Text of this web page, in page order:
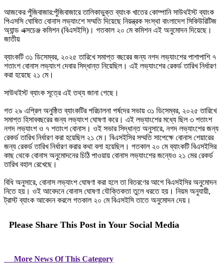
আজকের পুঁজিবাজার:পুঁজিবাজারে তালিকাভুক্ত ব্যাংক খাতের কোম্পানি সাউথইস্ট ব্যাংক
পিএসসি ঘোষিত বোনাস লভ্যাংশে সম্মতি দিয়েছে নিয়ন্ত্রক সংস্থা বাংলাদেশ সিকিউরিটিজ
অ্যান্ড এক্সচেঞ্জ কমিশন (বিএসইসি)। গতকাল ২০ মে কমিশন এই অনুমোদন দিয়েছে।
জাতীয়
‎ব্যাংকটি ৩১ ডিসেম্বর, ২০২৫ তারিখে সমাপ্ত বছরের জন্য নগদ লভ্যাংশের পাশাপাশি ৭
শতাংশ বোনাস লভ্যাংশ দেবার সিদ্ধান্ত নিয়েছিল। এই লভ্যাংশের রেকর্ড তারিখ নির্ধারণ
করা হয়েছে ২১ মে।
‎সাউথইস্ট ব্যাংক সূত্রে এই তথ্য জানা গেছে।
‎গত ২৯ এপ্রিল অনুষ্ঠিত ব্যাংকটির পরিচালনা পর্ষদের সভায় ৩১ ডিসেম্বর, ২০২৫ তারিখে
সমাপ্ত হিসাববছরের জন্য লভ্যাংশ ঘোষণা করে। এই লভ্যাংশের মধ্যে ছিল ৩ শতাংশ
নগদ লভ্যাংশ ও ৭ শতাংশ বোনাস। ওই সভার সিদ্ধান্ত অনুসারে, নগদ লভ্যাংশের জন্য
রেকর্ড তারিখ নির্ধারণ করা হয়েছিল ২১ মে। বিএসইসির সম্মতি সাপেক্ষে বোনাস শেয়ারের
জন্য রেকর্ড তারিখ নির্ধারণ করার কথা বলা হয়েছিল। গতকাল ২০ মে ব্যাংকটি বিএসইসির
কাছ থেকে বোনাস অনুমোদনের চিঠি পাওয়ায় বোনাস লভ্যাংশের জন্যেও ২১ মের রেকর্ড
তারিখ বহাল রেখেছে।
‎বিধি অনুসারে, বোনাস লভ্যাংশ ঘোষণা করা হলে তা বিতরণের আগে বিএসইসির অনুমোদন
নিতে হয়। ওই আবেদনে বোনাস ঘোষণা যৌক্তিকতা তুলে ধরতে হয়। নিয়ম অনুযায়ী,
ট্রাস্ট ব্যাংক আবেদন করলে গতকাল ২০ মে বিএসইসি তাতে অনুমোদন দেয়।
Please Share This Post in Your Social Media
More News Of This Category